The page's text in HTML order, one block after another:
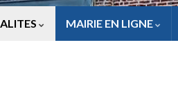
MAIRIE EN LIGNE